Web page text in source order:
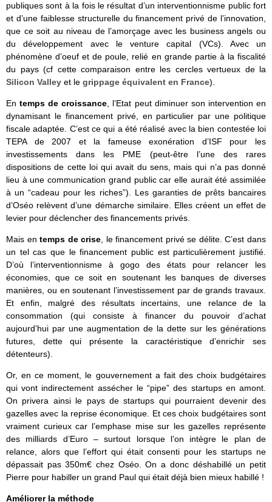
publiques sont à la fois le résultat d’un interventionnisme public fort
et d’une faiblesse structurelle du financement privé de l’innovation,
que ce soit au niveau de l’amorçage avec les business angels ou
du développement avec le venture capital (VCs). Avec un
phénomène d’oeuf et de poule, relié en grande partie à la fiscalité
du pays (cf cette comparaison entre les cercles vertueux de la
Silicon Valley et le grippage équivalent en France).
Entemps de croissance, l’Etat peut diminuer son intervention en
dynamisant le financement privé, en particulier par une politique
fiscale adaptée. C’est ce qui a été réalisé avec la bien contestée loi
TEPA de 2007 et la fameuse exonération d’ISF pour les
investissements dans les PME (peut-être l’une des rares
dispositions de cette loi qui avait du sens, mais qui n’a pas donné
lieu à une communication grand public car elle aurait été assimilée
à un “cadeau pour les riches”). Les garanties de prêts bancaires
d’Oséo relèvent d’une démarche similaire. Elles créent un effet de
levier pour déclencher des financements privés.
Mais entemps de crise, le financement privé se délite. C’est dans
un tel cas que le financement public est particulièrement justifié.
D’où l’interventionnisme à gogo des états pour relancer les
économies, que ce soit en soutenant les banques de diverses
manières, ou en soutenant l’investissement par de grands travaux.
Et enfin, malgré des résultats incertains, une relance de la
consommation (qui consiste à financer du pouvoir d’achat
aujourd’hui par une augmentation de la dette sur les générations
futures, dette qui présente la caractéristique d’enrichir ses
détenteurs).
Or, en ce moment, le gouvernement a fait des choix budgétaires
qui vont indirectement assécher le “pipe” des startups en amont.
On privera ainsi le pays de startups qui pourraient devenir des
gazelles avec la reprise économique. Et ces choix budgétaires sont
vraiment curieux car l’emphase mise sur les gazelles représente
des milliards d’Euro – surtout lorsque l’on intègre le plan de
relance, alors que l’effort qui était consenti pour les startups ne
dépassait pas 350m€ chez Oséo. On a donc déshabillé un petit
Pierre pour habiller un grand Paul qui était déjà bien mieux habillé !
Améliorer la méthode